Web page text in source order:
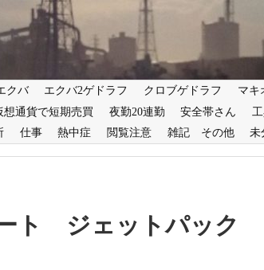
クバ エクバ2ゲドラフ クロブゲドラフ マキ
想通貨で短期売買 夜勤20連勤 安全帯さん
仕事 熱中症 閲覧注意 雑記 その他 未
ト ジェットパック